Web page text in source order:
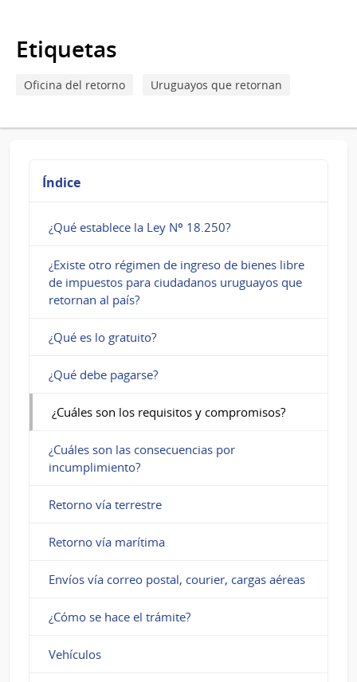
los
requisitos
compromisos?
Etiquetas
Oficina del retorno Uruguayos que retornan
Índice
¿Qué establece la Ley Nº 18.250?
¿Existe otro régimen de ingreso de bienes libre
de impuestos para ciudadanos uruguayos que
retornan al país?
¿Qué es lo gratuito?
¿Qué debe pagarse?
¿Cuáles son los requisitos y compromisos?
¿Cuáles son las consecuencias por
incumplimiento?
Retorno vía terrestre
Retorno vía marítima
Envíos vía correo postal, courier, cargas aéreas
¿Cómo se hace el trámite?
Vehículos